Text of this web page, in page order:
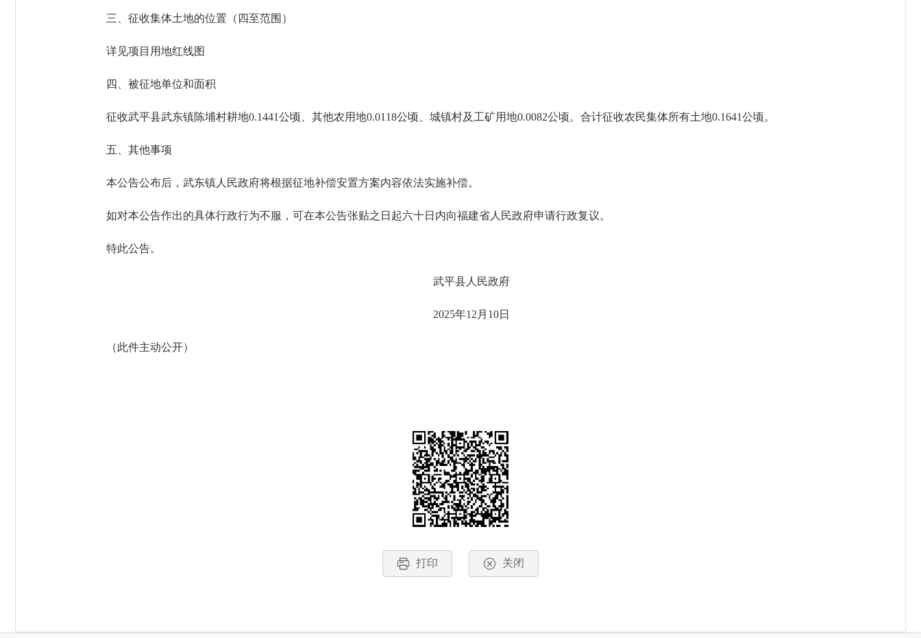
三、征收集体土地的位置（四至范围）
详见项目用地红线图
四、被征地单位和面积
征收武平县武东镇陈埔村耕地0.1441公顷、其他农用地0.0118公顷、城镇村及工矿用地0.0082公顷。合计征收农民集体所有土地0.1641公顷。
五、其他事项
本公告公布后，武东镇人民政府将根据征地补偿安置方案内容依法实施补偿。
如对本公告作出的具体行政行为不服，可在本公告张贴之日起六十日内向福建省人民政府申请行政复议。
特此公告。
武平县人民政府
2025年12月10日
（此件主动公开）
打印 关闭